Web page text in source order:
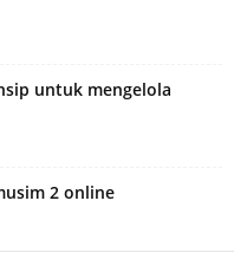
untuk mengelola
2 online